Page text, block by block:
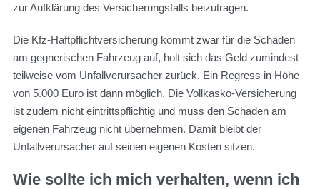
zur Aufklärung des Versicherungsfalls beizutragen.
Die Kfz-Haftpflichtversicherung kommt zwar für die Schäden
am gegnerischen Fahrzeug auf, holt sich das Geld zumindest
teilweise vom Unfallverursacher zurück. Ein Regress in Höhe
von 5.000 Euro ist dann möglich. Die Vollkasko-Versicherung
ist zudem nicht eintrittspflichtig und muss den Schaden am
eigenen Fahrzeug nicht übernehmen. Damit bleibt der
Unfallverursacher auf seinen eigenen Kosten sitzen.
Wie sollte ich mich verhalten, wenn ich